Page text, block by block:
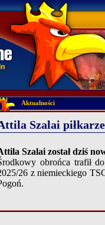
Aktualności
Szalai
Szalai został dziś
obrońca trafił
26 z niemieckiego